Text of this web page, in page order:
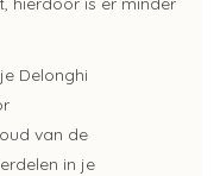
Delonghi
van de
in je